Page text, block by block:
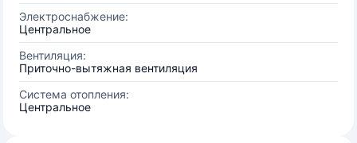
Электроснабжение:
Центральное
Вентиляция:
Приточно-вытяжная вентиляция
Система отопления:
Центральное